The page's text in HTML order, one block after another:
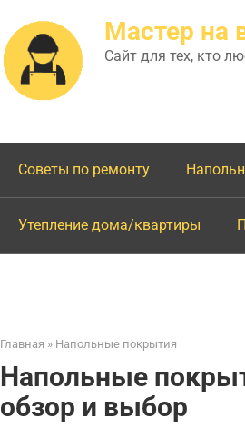
Мастер на
Сайт для тех, кто
Советы по ремонту
Утепление дома/квартиры
Главная » Напольные покрытия
Напольные
обзор и выбор